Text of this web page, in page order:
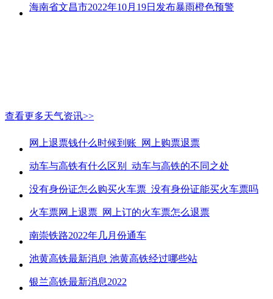
海南省文昌市2022年10月19日发布暴雨橙色预警
查看更多天气资讯>>
网上退票钱什么时候到账_网上购票退票
动车与高铁有什么区别_动车与高铁的不同之处
没有身份证怎么购买火车票_没有身份证能买火车票吗
火车票网上退票_网上订的火车票怎么退票
南崇铁路2022年几月份通车
池黄高铁最新消息 池黄高铁经过哪些站
银兰高铁最新消息2022